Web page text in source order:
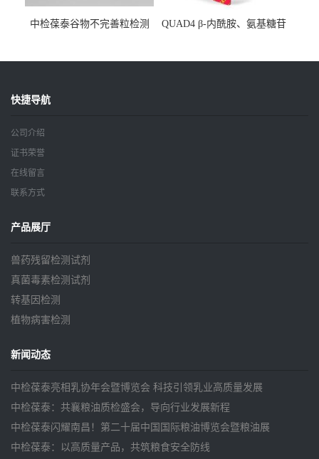
中检葆泰谷物不完善粒检测
QUAD4 β-内酰胺、氨基糖苷
检测条
快捷导航
公司介绍
证书荣誉
在线留言
联系方式
产品展厅
兽药残留检测试剂
真菌毒素检测试剂
转基因检测
植物病害检测
新闻动态
中检葆泰亮相乳协年会暨博览会 科技引领乳业高质量发展
中检葆泰：共襄粮油质检盛会，导向行业发展新程
中检葆泰闪耀南昌！第二十届中国国际粮油博览会暨粮油展
中检葆泰：以高质量产品，共筑粮食安全防线